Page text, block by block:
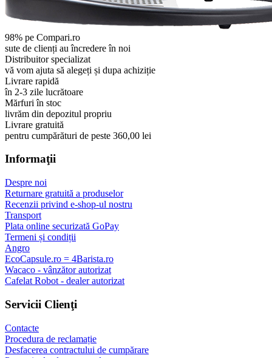
98% pe Compari.ro
sute de clienți au încredere în noi
Distribuitor specializat
vă vom ajuta să alegeți și dupa achiziție
Livrare rapidă
în 2-3 zile lucrătoare
Mărfuri în stoc
livrăm din depozitul propriu
Livrare gratuită
pentru cumpărături de peste 360,00 lei
Informaţii
Despre noi
Returnare gratuită a produselor
Recenzii privind e-shop-ul nostru
Transport
Plata online securizată GoPay
Termeni și condiții
Angro
EcoCapsule.ro = 4Barista.ro
Wacaco - vânzător autorizat
Cafelat Robot - dealer autorizat
Servicii Clienţi
Contacte
Procedura de reclamație
Desfacerea contractului de cumpărare